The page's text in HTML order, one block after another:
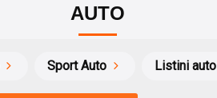
AUTO
Sport Auto Listini auto